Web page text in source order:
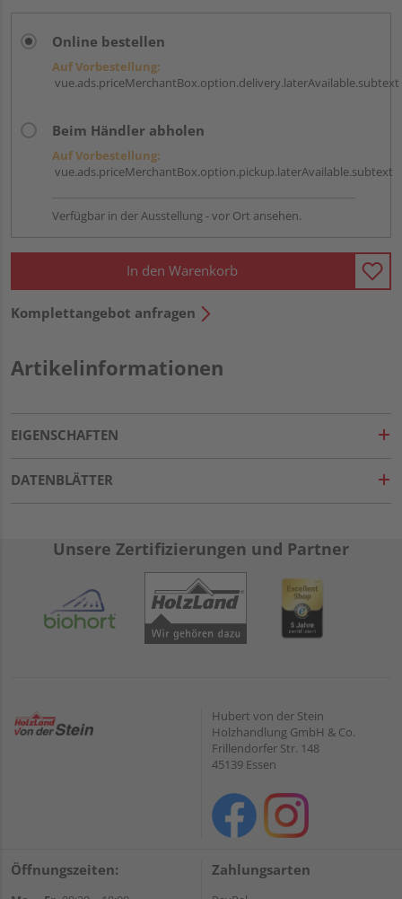
Online bestellen
Auf Vorbestellung:
vue.ads.priceMerchantBox.option.delivery.laterAvailable.subtext
Beim Händler abholen
Auf Vorbestellung:
vue.ads.priceMerchantBox.option.pickup.laterAvailable.subtext
Verfügbar in der Ausstellung - vor Ort ansehen.
In den Warenkorb
Komplettangebot anfragen
Artikelinformationen
EIGENSCHAFTEN
DATENBLÄTTER
Unsere Zertifizierungen und Partner
Hubert von der Stein
Holzhandlung GmbH & Co.
Frillendorfer Str. 148
45139 Essen
Öffnungszeiten: Zahlungsarten